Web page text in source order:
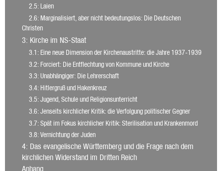
2.5: Laien
2.6: Marginalisiert, aber nicht bedeutungslos: Die Deutschen
Christen
3: Kirche im NS-Staat
3.1: Eine neue Dimension der Kirchenaustritte: die Jahre 1937-1939
3.2: Forciert: Die Entflechtung von Kommune und Kirche
3.3: Unabhängiger: Die Lehrerschaft
3.4: Hitlergruß und Hakenkreuz
3.5: Jugend, Schule und Religionsunterricht
3.6: Jenseits kirchlicher Kritik: die Verfolgung politischer Gegner
3.7: Spät im Fokus kirchlicher Kritik: Sterilisation und Krankenmord
3.8: Vernichtung der Juden
4: Das evangelische Württemberg und die Frage nach dem
kirchlichen Widerstand im Dritten Reich
Anhang